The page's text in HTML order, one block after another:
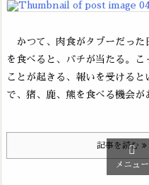
かつて、肉食がタブーだった
を食べると、バチが当たる。
ことが起きる、報いを受ける
で、猪、鹿、熊を食べる機会
記事を読む

メニュー